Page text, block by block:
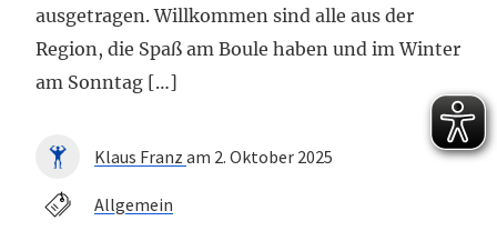
ausgetragen. Willkommen sind alle aus der
Region, die Spaß am Boule haben und im Winter
am Sonntag […]
Klaus Franz am 2. Oktober 2025
Allgemein